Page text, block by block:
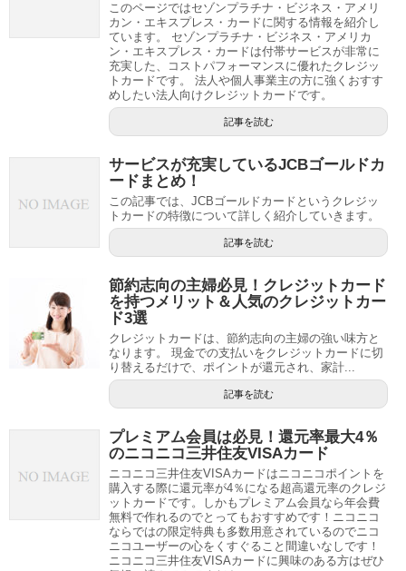
このページではセゾンプラチナ・ビジネス・アメリ
カン・エキスプレス・カードに関する情報を紹介し
ています。 セゾンプラチナ・ビジネス・アメリカ
ン・エキスプレス・カードは付帯サービスが非常に
充実した、コストパフォーマンスに優れたクレジッ
トカードです。 法人や個人事業主の方に強くおすす
めしたい法人向けクレジットカードです。
記事を読む
サービスが充実しているJCBゴールドカ
ードまとめ！
この記事では、JCBゴールドカードというクレジッ
トカードの特徴について詳しく紹介していきます。
記事を読む
節約志向の主婦必見！クレジットカード
を持つメリット＆人気のクレジットカー
ド3選
クレジットカードは、節約志向の主婦の強い味方と
なります。 現金での支払いをクレジットカードに切
り替えるだけで、ポイントが還元され、家計...
記事を読む
プレミアム会員は必見！還元率最大4％
のニコニコ三井住友VISAカード
ニコニコ三井住友VISAカードはニコニコポイントを
購入する際に還元率が4％になる超高還元率のクレジ
ットカードです。しかもプレミアム会員なら年会費
無料で作れるのでとってもおすすめです！ニコニコ
ならではの限定特典も多数用意されているのでニコ
ニコユーザーの心をくすぐること間違いなしです！
ニコニコ三井住友VISAカードに興味のある方はぜひ